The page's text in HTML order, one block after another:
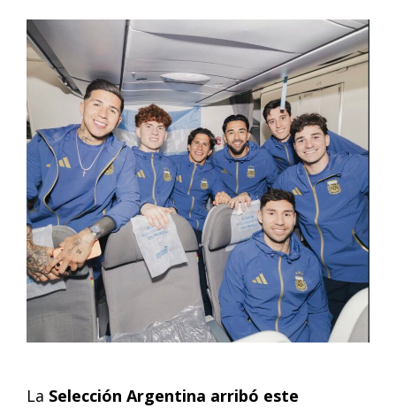
La Selección Argentina arribó este